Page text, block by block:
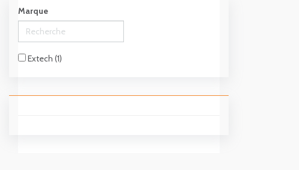
Marque
Extech (1)